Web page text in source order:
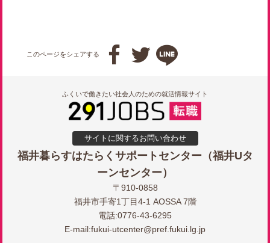
このページをシェアする   
ふくいで働きたい社会人のための就活情報サイト
サイトに関するお問い合わせ
福井暮らすはたらくサポートセンター（福井Uタ
ーンセンター）
〒910-0858
福井市手寄1丁目4-1 AOSSA 7階
電話:0776-43-6295
E-mail:fukui-utcenter@pref.fukui.lg.jp